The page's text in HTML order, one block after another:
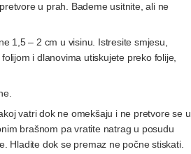
u prah. Bademe usitnite, ali ne
1,5 – 2 cm u visinu. Istresite smjesu,
i dlanovima utiskujete preko folije,
vatri dok ne omekšaju i ne pretvore se u
brašnom pa vratite natrag u posudu
Hladite dok se premaz ne počne stiskati.